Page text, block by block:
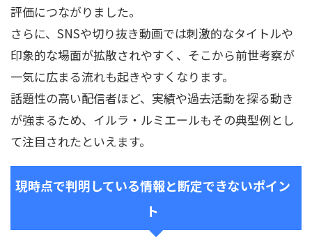
評価につながりました。
さらに、SNSや切り抜き動画では刺激的なタイトルや
印象的な場面が拡散されやすく、そこから前世考察が
一気に広まる流れも起きやすくなります。
話題性の高い配信者ほど、実績や過去活動を探る動き
が強まるため、イルラ・ルミエールもその典型例とし
て注目されたといえます。
現時点で判明している情報と断定できないポイン
ト